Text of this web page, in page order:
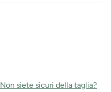
Non siete sicuri della taglia?